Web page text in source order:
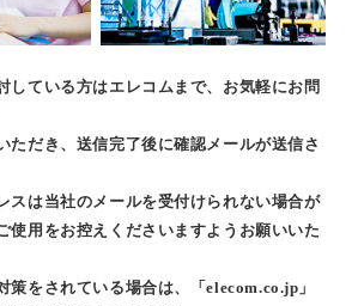
している方はエレコムまで、お気軽にお問
ただき、送信完了後に確認メールが送信さ
スは当社のメールを受付けられない場合が
使用をお控えくださいますようお願いいた
策をされている場合は、「elecom.co.jp」